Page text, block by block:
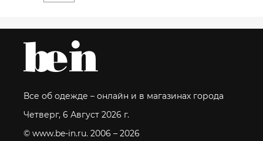
Все об одежде – онлайн и в магазинах города
Четверг, 6 Август 2026 г.
© www.be-in.ru. 2006 – 2026